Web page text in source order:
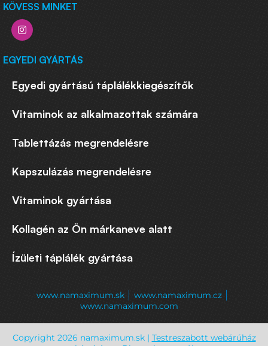
KÖVESS MINKET
EGYEDI GYÁRTÁS
Egyedi gyártású táplálékkiegészítők
Vitaminok az alkalmazottak számára
Tablettázás megrendelésre
Kapszulázás megrendelésre
Vitaminok gyártása
Kollagén az Ön márkaneve alatt
Ízületi táplálék gyártása
www.namaximum.sk
www.namaximum.cz
www.namaximum.com
Copyright 2026 namaximum.sk | Testreszabott webárúház